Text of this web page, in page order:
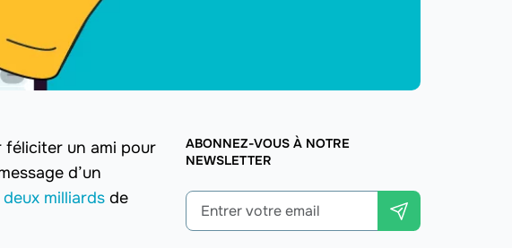
féliciter un ami pour
d’un
milliards de
ABONNEZ-VOUS À NOTRE
NEWSLETTER